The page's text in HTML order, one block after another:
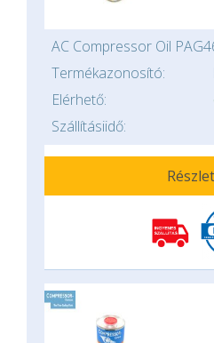
AC Compressor Oil
Termékazonosító:
Elérhető:
Szállításiidő: